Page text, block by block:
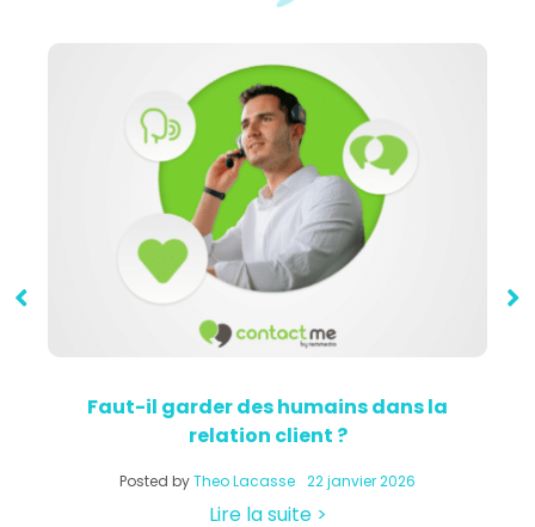
Faut-il garder des humains dans la
relation client ?
Posted byTheo Lacasse 22 janvier 2026
Lire la suite >